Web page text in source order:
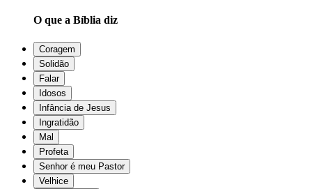
O que a Bíblia diz
Coragem
Solidão
Falar
Idosos
Infância de Jesus
Ingratidão
Mal
Profeta
Senhor é meu Pastor
Velhice